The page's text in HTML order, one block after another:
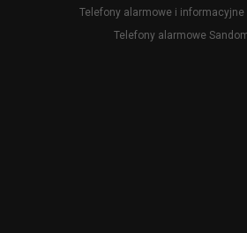
Telefony alarmowe i informacyjne
Telefony alarmowe